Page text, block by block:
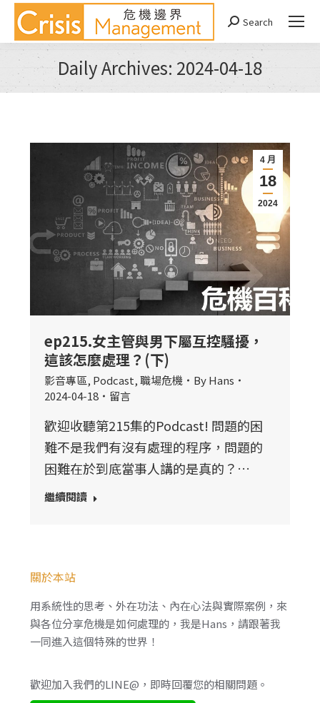
Search:
Search
Daily Archives: 2024-04-18
You are here:
4 月
18
2024
ep215.女主管與男下屬互控騷擾，
這該怎麼處理？(下)
影音專區, Podcast,職場危機 ByHans
2024-04-18
留言
歡迎收聽第215集的Podcast! 問題的困
難不是我們有沒有處理的程序，問題的
困難在於到底當事人講的是真的？…
繼續閱讀
關於本站
用系統性的思考、外在功法、內在心法與實際案例，來
與各位分享危機是如何處理的，我是Hans，請跟著我
一同進入這個特殊的世界！
歡迎加入我們的LINE@，即時回覆您的相關問題。